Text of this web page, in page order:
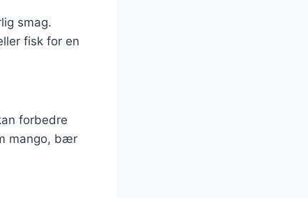
smag.
fisk for en
forbedre
mango, bær